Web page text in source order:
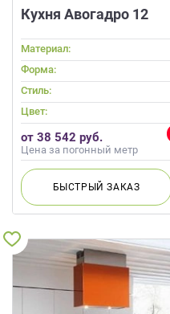
Кухня Авогадро 12
Материал:
Форма:
Стиль:
Цвет:
от 38 542 руб.
Цена за погонный метр
БЫСТРЫЙЗАКАЗ